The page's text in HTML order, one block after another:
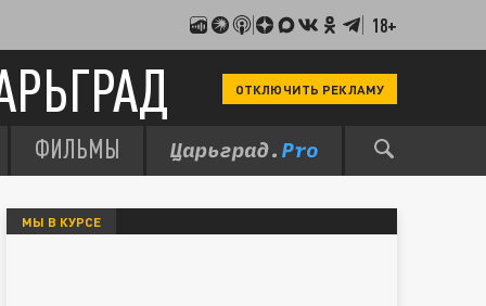
18+
ОТКЛЮЧИТЬ РЕКЛАМУ
ФИЛЬМЫ
МЫ В КУРСЕ